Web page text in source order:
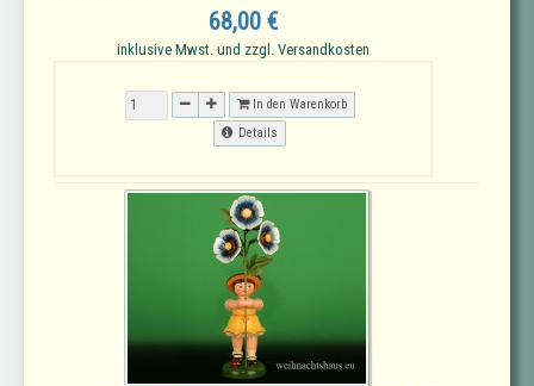
68,00 €
inklusive Mwst. und zzgl. Versandkosten
In den Warenkorb
Details